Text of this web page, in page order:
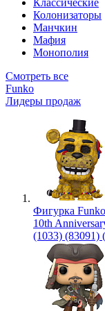
Классические
Колонизаторы
Манчкин
Мафия
Монополия
Смотреть все
Funko
Лидеры продаж
Фигурка
10th
(1033) (83091)